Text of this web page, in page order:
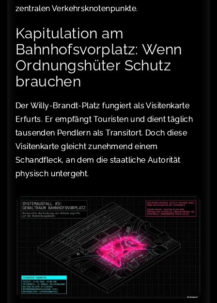
zentralen Verkehrsknotenpunkte.
Kapitulation am
Bahnhofsvorplatz: Wenn
Ordnungshüter Schutz
brauchen
Der Willy-Brandt-Platz fungiert als Visitenkarte
Erfurts. Er empfängt Touristen und dient täglich
tausenden Pendlern als Transitort. Doch diese
Visitenkarte gleicht zunehmend einem
Schandfleck, an dem die staatliche Autorität
physisch untergeht.